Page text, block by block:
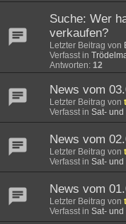
Suche: Wer
verkaufen?
Letzter Beitrag von
Verfasst in
Antworten: 12
News vom
Letzter Beitrag von
Verfasst in Sat- und
News vom
Letzter Beitrag von
Verfasst in Sat- und
News vom
Letzter Beitrag von
Verfasst in Sat- und